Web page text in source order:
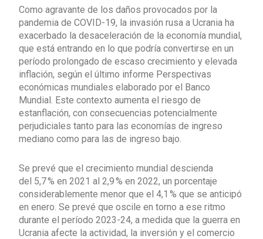
Como agravante de los daños provocados por la
pandemia de COVID-19, la invasión rusa a Ucrania ha
exacerbado la desaceleración de la economía mundial,
que está entrando en lo que podría convertirse en un
período prolongado de escaso crecimiento y elevada
inflación, según el último informe Perspectivas
económicas mundiales elaborado por el Banco
Mundial. Este contexto aumenta el riesgo de
estanflación, con consecuencias potencialmente
perjudiciales tanto para las economías de ingreso
mediano como para las de ingreso bajo.
Se prevé que el crecimiento mundial descienda
del 5,7 % en 2021 al 2,9 % en 2022, un porcentaje
considerablemente menor que el 4,1 % que se anticipó
en enero. Se prevé que oscile en torno a ese ritmo
durante el período 2023-24, a medida que la guerra en
Ucrania afecte la actividad, la inversión y el comercio